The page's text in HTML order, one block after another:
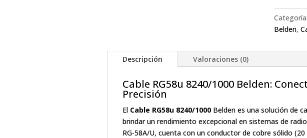
Categoría:
Belden,
Descripción Valoraciones (0)
Cable RG58u 8240/1000 Belden:
Precisión
El Cable RG58u 8240/1000Belden es una solución de
brindar un rendimiento excepcional en sistemas de
RG-58A/U, cuenta con un conductor de cobre sólido (20